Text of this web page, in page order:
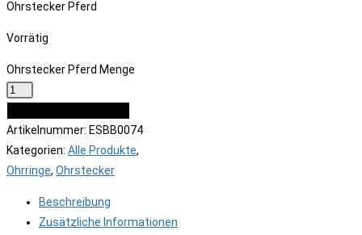
Ohrstecker Pferd
Vorrätig
Ohrstecker Pferd Menge
Artikelnummer: ESBB0074
Kategorien: Alle Produkte,
Ohrringe, Ohrstecker
Beschreibung
Zusätzliche Informationen